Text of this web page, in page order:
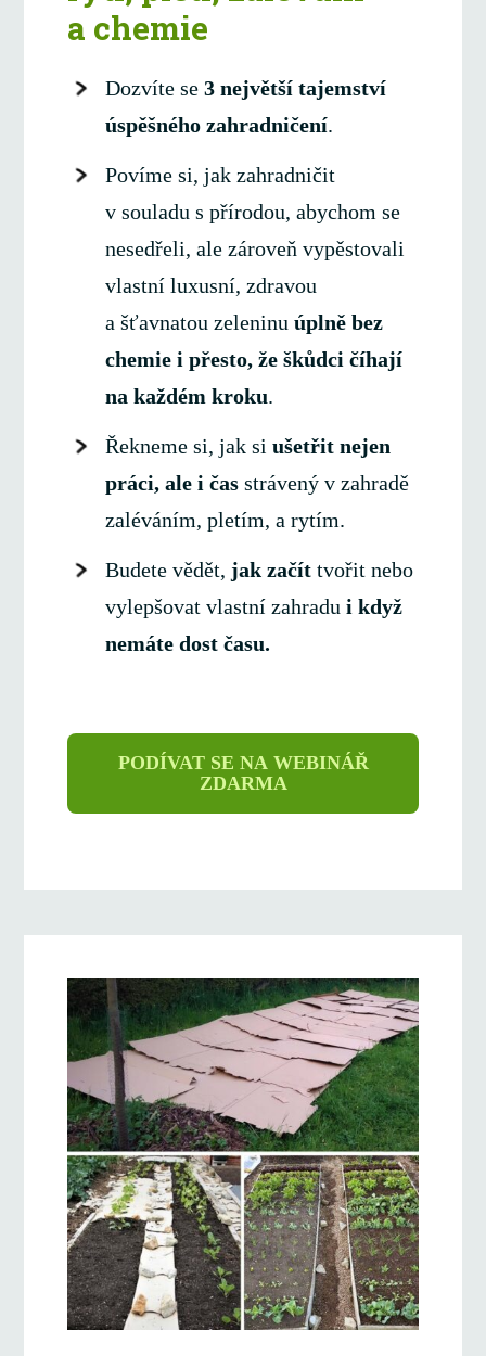
a chemie
Dozvíte se3 největší tajemství
úspěšného zahradničení.
Povíme si, jak zahradničit
v souladu s přírodou, abychom se
nesedřeli, ale zároveň vypěstovali
vlastní luxusní, zdravou
a šťavnatou zeleninuúplně bez
chemie i přesto, že škůdci číhají
na každém kroku.
Řekneme si, jak siušetřit nejen
práci, ale i čas strávený v zahradě
zaléváním, pletím, a rytím.
Budete vědět, jak začít tvořit nebo
vylepšovat vlastní zahradui když
nemáte dost času.
PODÍVAT SE NA WEBINÁŘ
ZDARMA